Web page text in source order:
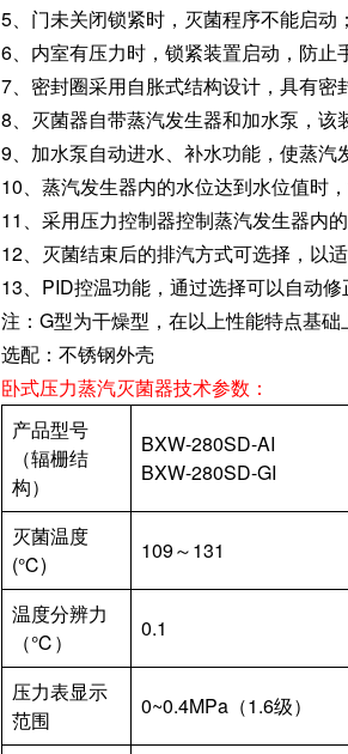
5、门未关闭锁紧时，灭菌程序不能启动；
6、内室有压力时，锁紧装置启动，防止
7、密封圈采用自胀式结构设计，具有密
8、灭菌器自带蒸汽发生器和加水泵，该
9、加水泵自动进水、补水功能，使蒸汽
10、蒸汽发生器内的水位达到水位值时
11、采用压力控制器控制蒸汽发生器内
12、灭菌结束后的排汽方式可选择，以
13、PID控温功能，通过选择可以自动修
注：G型为干燥型，在以上性能特点基
选配：不锈钢外壳
卧式压力蒸汽灭菌器技术参数：
产品型号
（辐栅结
构）
BXW-280SD-AI
BXW-280SD-GI
灭菌温度
(℃)
109～131
温度分辨力
（℃）
0.1
压力表显示
范围
0~0.4MPa（1.6级）